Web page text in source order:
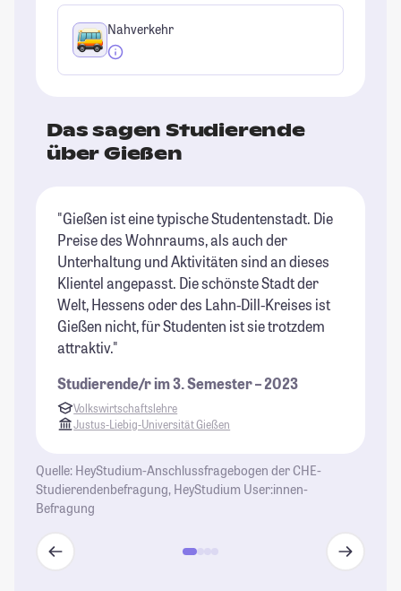
Nahverkehr
Das sagen Studierende
über Gießen
"Gießen ist eine typische Studentenstadt. Die
Preise des Wohnraums, als auch der
Unterhaltung und Aktivitäten sind an dieses
Klientel angepasst. Die schönste Stadt der
Welt, Hessens oder des Lahn-Dill-Kreises ist
Gießen nicht, für Studenten ist sie trotzdem
attraktiv."
Studierende/r im 3. Semester – 2023
Volkswirtschaftslehre
Justus-Liebig-Universität Gießen
Quelle: HeyStudium-Anschlussfragebogen der CHE-
Studierendenbefragung, HeyStudium User:innen-
Befragung